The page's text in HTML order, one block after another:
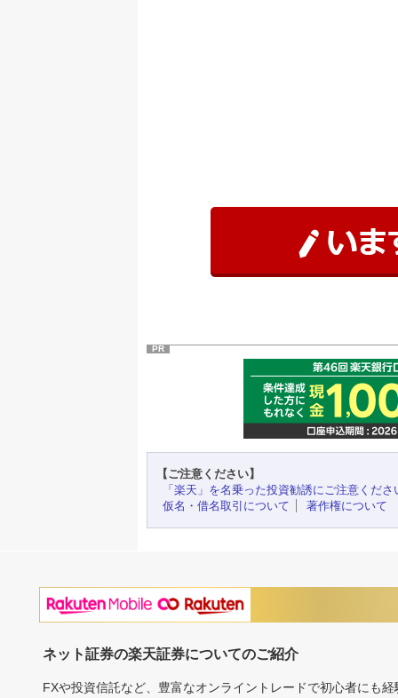
PR
【ご注意ください】
「楽天」を名乗った投資勧誘にご注意くださ
仮名・借名取引について
著作権について
ネット証券の楽天証券についてのご紹介
FXや投資信託など、豊富なオンライントレードで初心者にも